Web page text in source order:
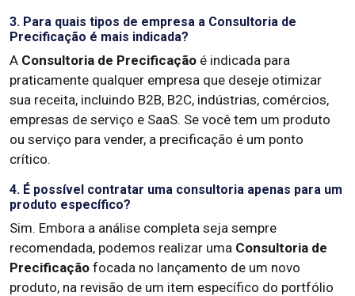
3. Para quais tipos de empresa a Consultoria de
Precificação é mais indicada?
A Consultoria de Precificação é indicada para
praticamente qualquer empresa que deseje otimizar
sua receita, incluindo B2B, B2C, indústrias, comércios,
empresas de serviço e SaaS. Se você tem um produto
ou serviço para vender, a precificação é um ponto
crítico.
4. É possível contratar uma consultoria apenas para um
produto específico?
Sim. Embora a análise completa seja sempre
recomendada, podemos realizar uma Consultoria de
Precificação focada no lançamento de um novo
produto, na revisão de um item específico do portfólio